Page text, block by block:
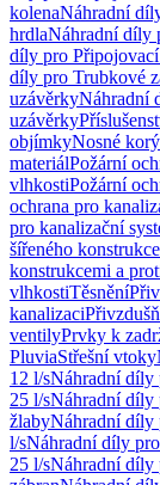
kolenaNáhradní
hrdlaNáhradní díly
díly pro
díly pro Trubkové
uzávěrkyNáhradní
uzávěrky
objímkyNosné
materiálPožární
vlhkostiPožární
ochrana pro
pro kanalizační
šířeného
konstrukcemi a
vlhkostiTěsnění
kanalizaci
ventilyPrvky k
PluviaStřešní vtoky
12 l/sNáhradní díly
25 l/sNáhradní díly
žlabyNáhradní díly
l/sNáhradní díly
25 l/sNáhradní díly